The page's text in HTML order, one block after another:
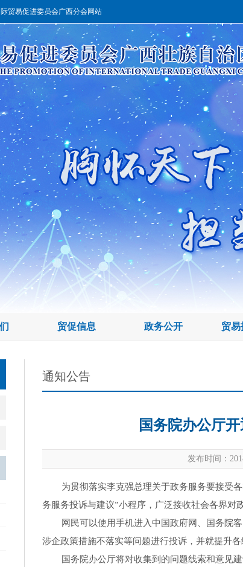
贸易促进委员会广西分会网站
贸促信息 政务公开 贸易
通知公告
国务院办公厅
发布时间：
为贯彻落实李克强总理关于政务服务要接受各
务服务投诉与建议”小程序，广泛接收社会各界对
网民可以使用手机进入中国政府网、国务院客
涉企政策措施不落实等问题进行投诉，并就提升
国务院办公厅将对收集到的问题线索和意见建